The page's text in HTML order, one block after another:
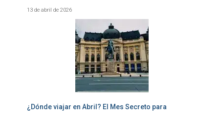
13 de abril de 2026
¿Dónde viajar en Abril? El Mes Secreto para